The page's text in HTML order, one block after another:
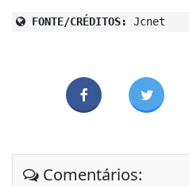
FONTE/CRÉDITOS: Jcnet
Comentários: